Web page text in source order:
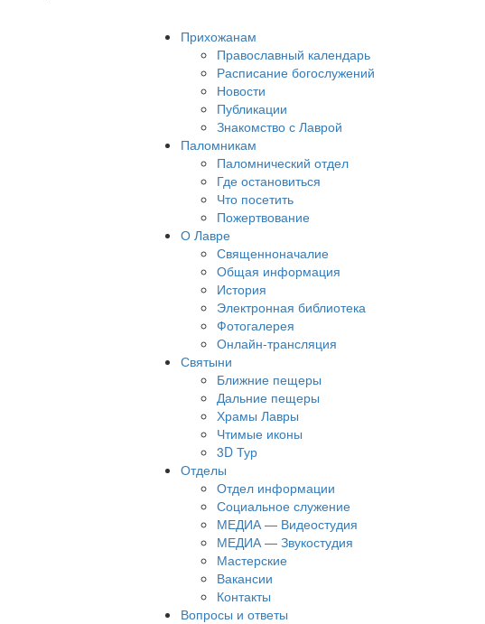
Прихожанам
Православный календарь
Расписание богослужений
Новости
Публикации
Знакомство с Лаврой
Паломникам
Паломнический отдел
Где остановиться
Что посетить
Пожертвование
О Лавре
Священноначалие
Общая информация
История
Электронная библиотека
Фотогалерея
Онлайн-трансляция
Святыни
Ближние пещеры
Дальние пещеры
Храмы Лавры
Чтимые иконы
3D Тур
Отделы
Отдел информации
Социальное служение
МЕДИА — Видеостудия
МЕДИА — Звукостудия
Мастерские
Вакансии
Контакты
Вопросы и ответы